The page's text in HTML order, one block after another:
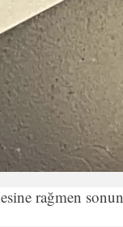
rağmen